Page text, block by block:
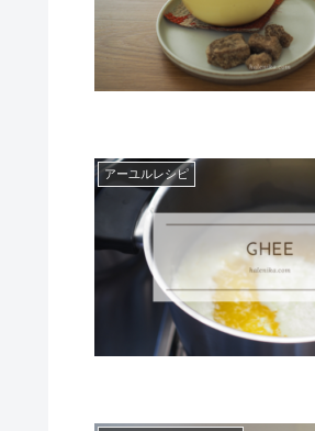
アーユルレシピ